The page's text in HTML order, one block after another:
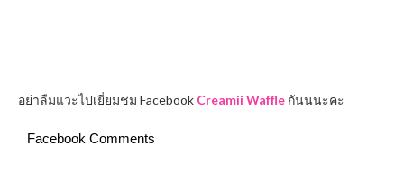
อย่าลืมแวะไปเยี่ยมชม Facebook Creamii Waffle กันนนะคะ
Facebook Comments